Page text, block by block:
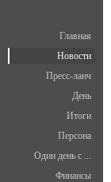
Главная
Новости
Пресс-ланч
День
Итоги
Персона
Один день с ...
Финансы